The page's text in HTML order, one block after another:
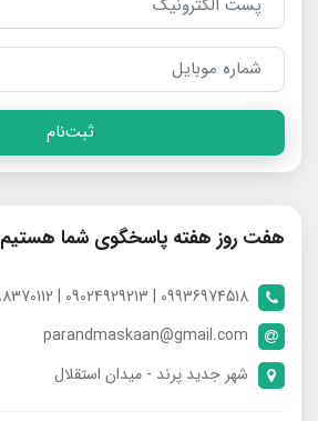
ثبت‌نام
هفت روز هفته پاسخگوی شما هستیم
09936974518 | 09024929213 | 09398370112
parandmaskaan@gmail.com
شهر جدید پرند - میدان استقلال